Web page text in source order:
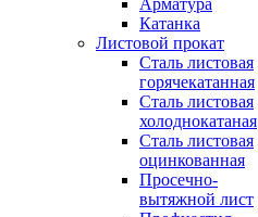
Арматура
Катанка
Листовой прокат
Сталь листовая
горячекатанная
Сталь листовая
холоднокатаная
Сталь листовая
оцинкованная
Просечно-
вытяжной лист